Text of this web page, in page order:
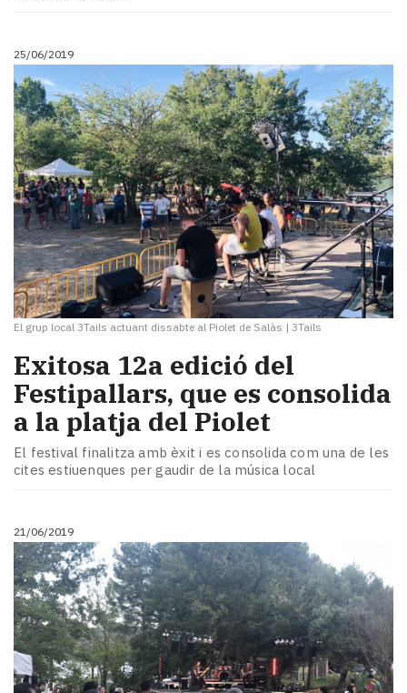
25/06/2019
El grup local 3Tails actuant dissabte al Piolet de Salàs | 3Tails
Exitosa 12a edició del
Festipallars, que es consolida
a la platja del Piolet
El festival finalitza amb èxit i es consolida com una de les
cites estiuenques per gaudir de la música local
21/06/2019